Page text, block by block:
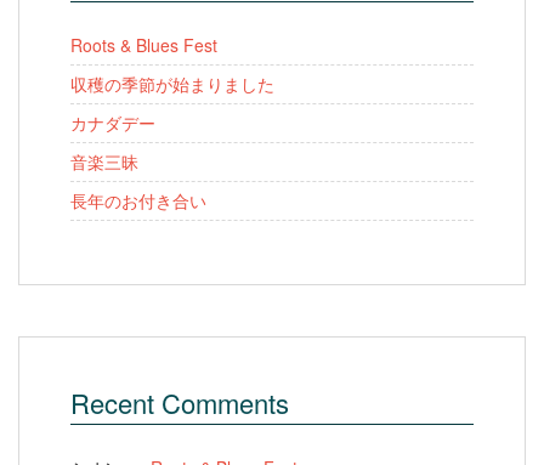
Roots & Blues Fest
収穫の季節が始まりました
カナダデー
音楽三昧
長年のお付き合い
Recent Comments